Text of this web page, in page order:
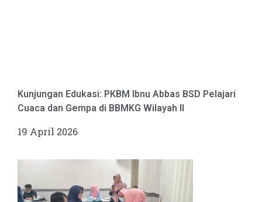
Kunjungan Edukasi: PKBM Ibnu Abbas BSD Pelajari
Cuaca dan Gempa di BBMKG Wilayah II
19 April 2026